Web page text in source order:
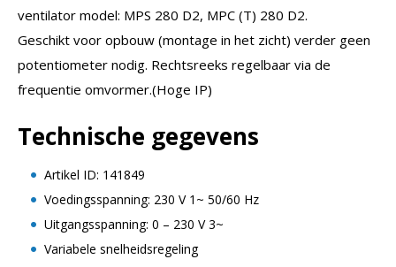
ventilator model: MPS 280 D2, MPC (T) 280 D2.
Geschikt voor opbouw (montage in het zicht) verder geen
potentiometer nodig. Rechtsreeks regelbaar via de
frequentie omvormer.(Hoge IP)
Technische gegevens
Artikel ID: 141849
Voedingsspanning: 230 V 1~ 50/60 Hz
Uitgangsspanning: 0 – 230 V 3~
Variabele snelheidsregeling